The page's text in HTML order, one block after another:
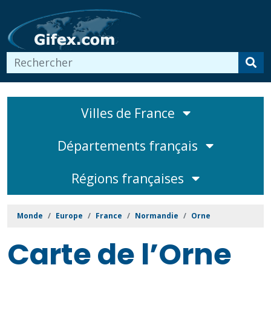
Villes de France
Départements français
Régions françaises
Monde Europe France Normandie Orne
Carte de l’Orne